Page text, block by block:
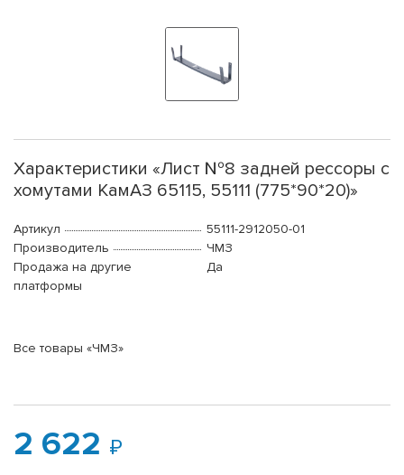
Характеристики «Лист №8 задней рессоры с
хомутами КамАЗ 65115, 55111 (775*90*20)»
Артикул
55111-2912050-01
Производитель
ЧМЗ
Продажа на другие
платформы
Да
Все товары «ЧМЗ»
2 622